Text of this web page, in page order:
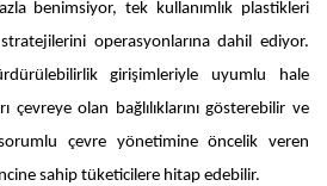
benimsiyor, tek kullanımlık plastikleri
operasyonlarına dahil ediyor.
girişimleriyle uyumlu hale
çevreye olan bağlılıklarını gösterebilir ve
çevre yönetimine öncelik veren
sahip tüketicilere hitap edebilir.